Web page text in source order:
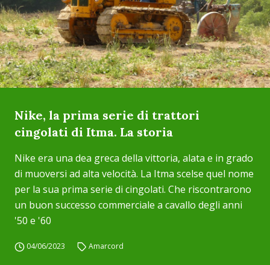
Nike, la prima serie di trattori
cingolati di Itma. La storia
Nike era una dea greca della vittoria, alata e in grado
di muoversi ad alta velocità. La Itma scelse quel nome
per la sua prima serie di cingolati. Che riscontrarono
un buon successo commerciale a cavallo degli anni
'50 e '60
04/06/2023 Amarcord